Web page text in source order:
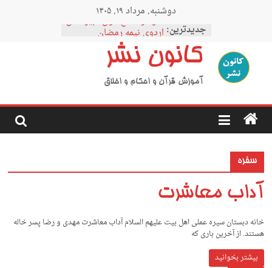
دوشنبه, مرداد ۱۹, ۱۴۰۵
جدیدترین:
نمودار مقطع فوق دبیرستان
اردوی نیمه رمضان
اردوی نیمه شعبان
اردوی غدیر
اردوی محرم
کانون نشر
آموزش قرآن و احکام و اخلاق
سفره
آداب معاشرت
خانه دبستان سیره عملی اهل بیت علیهم السلام آداب معاشرت ﻣﻬﺪى و رﺿﺎ ﭘﺴﺮ ﺧﺎﻟﻪ
ﻫﺴﺘﻨﺪ. از آﺧﺮﻳﻦ ﺑﺎرى ﻛﻪ
بیشتر بخوانید